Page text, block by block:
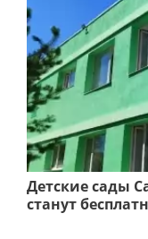
Детские сады
станут